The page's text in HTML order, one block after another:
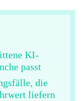
KI-
passt
die
liefern